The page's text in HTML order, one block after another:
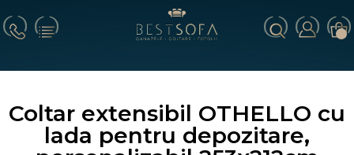
Coltar extensibil OTHELLO cu
lada pentru depozitare,